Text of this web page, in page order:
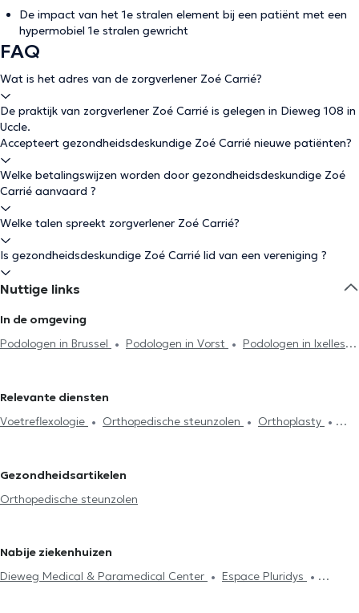
De impact van het 1e stralen element bij een patiënt met een
hypermobiel 1e stralen gewricht
FAQ
Wat is het adres van de zorgverlener Zoé Carrié?
De praktijk van zorgverlener Zoé Carrié is gelegen in Dieweg 108 in
Uccle.
Accepteert gezondheidsdeskundige Zoé Carrié nieuwe patiënten?
Welke betalingswijzen worden door gezondheidsdeskundige Zoé
Carrié aanvaard ?
Welke talen spreekt zorgverlener Zoé Carrié?
Is gezondheidsdeskundige Zoé Carrié lid van een vereniging ?
Nuttige links
In de omgeving
Podologen in Brussel
Podologen in Vorst
Podologen in Ixelles
Anderlecht
Podologen in Woluwe-Saint-Pierre
Woluwe-Saint-Lambert
Podologen in Sint-Jans-Molenbeek
Podologen in Kasteelbrakel
Relevante diensten
Voetreflexologie
Orthopedische steunzolen
Orthoplasty
Orthonymie
Gezondheidsartikelen
Orthopedische steunzolen
Nabije ziekenhuizen
Dieweg Medical & Paramedical Center
Espace Pluridys